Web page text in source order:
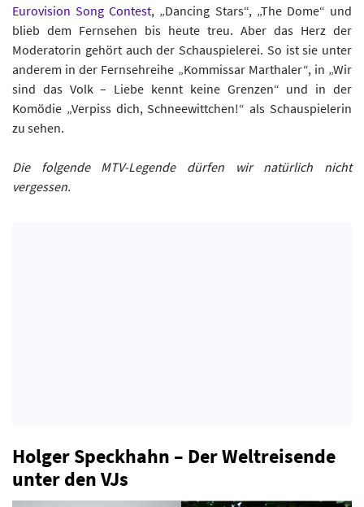
Eurovision Song Contest, „Dancing Stars“, „The Dome“ und
blieb dem Fernsehen bis heute treu. Aber das Herz der
Moderatorin gehört auch der Schauspielerei. So ist sie unter
anderem in der Fernsehreihe „Kommissar Marthaler“, in „Wir
sind das Volk – Liebe kennt keine Grenzen“ und in der
Komödie „Verpiss dich, Schneewittchen!“ als Schauspielerin
zu sehen.
Die folgende MTV-Legende dürfen wir natürlich nicht
vergessen.
Holger Speckhahn – Der Weltreisende
unter den VJs